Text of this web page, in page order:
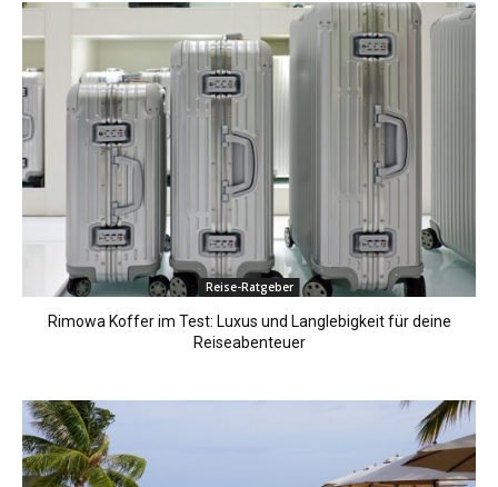
Reise-Ratgeber
Rimowa Koffer im Test: Luxus und Langlebigkeit für deine
Reiseabenteuer